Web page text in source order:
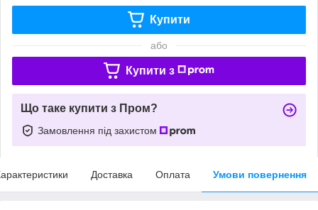
Купити
або
Купити з
Що таке купити з Пром?
Замовлення під захистом
Доставка Оплата Умови повернення